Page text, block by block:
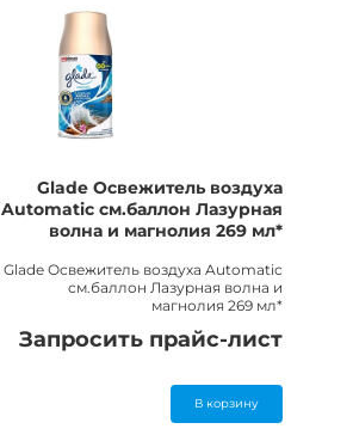
Glade Освежитель воздуха
Automatic см.баллон Лазурная
волна и магнолия 269 мл*
Glade Освежитель воздуха Automatic
см.баллон Лазурная волна и
магнолия 269 мл*
Запросить прайс-лист
В корзину